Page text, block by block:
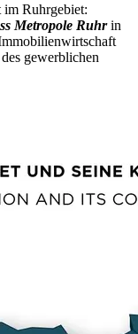
Ruhrgebiet:
Metropole Ruhrin
gewerblichen